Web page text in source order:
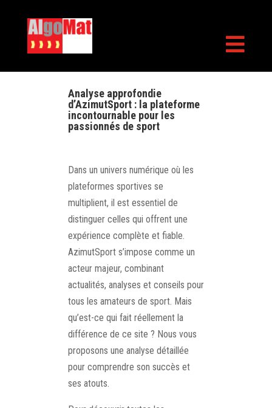

Analyse approfondie
d’AzimutSport : la plateforme
incontournable pour les
passionnés de sport
Dans un univers numérique où les
plateformes sportives se
multiplient, il est essentiel de
distinguer celles qui offrent une
expérience complète et fiable.
AzimutSport s’impose comme un
acteur majeur, combinant
actualités, analyses et conseils pour
tous les amateurs de sport. Mais
qu’est-ce qui fait réellement la
différence de ce site ? Nous vous
proposons une analyse détaillée
pour comprendre son succès et
ses atouts.